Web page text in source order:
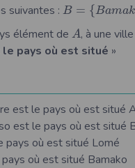
suivantes :B = {Bamak
élément de A, à une
pays où est situé »
le pays où est situé
le pays où est situé
où est situé Lomé
est situé Bamako